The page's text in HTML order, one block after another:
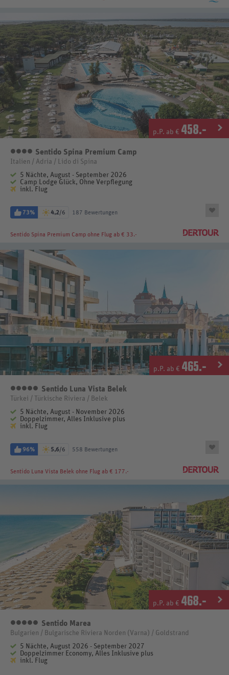
p.P. ab € 458.-
4 Sterne
Sentido Spina Premium Camp
Italien / Adria / Lido di Spina
5 Nächte, August - September 2026
Camp Lodge Glück, Ohne Verpflegung
inkl. Flug
73% 4,2/6 187 Bewertungen
Sentido Spina Premium Camp ohne Flug ab € 33.-
p.P. ab € 465.-
5 Sterne
Sentido Luna Vista Belek
Türkei / Türkische Riviera / Belek
5 Nächte, August - November 2026
Doppelzimmer, Alles Inklusive plus
inkl. Flug
96% 5,6/6 558 Bewertungen
Sentido Luna Vista Belek ohne Flug ab € 177.-
p.P. ab € 468.-
5 Sterne
Sentido Marea
Bulgarien / Bulgarische Riviera Norden (Varna) / Goldstrand
5 Nächte, August 2026 - September 2027
Doppelzimmer Economy, Alles Inklusive plus
inkl. Flug